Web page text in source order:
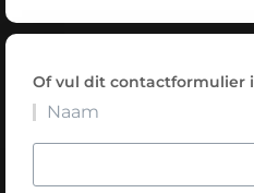
Of vul dit contactformulier
Naam